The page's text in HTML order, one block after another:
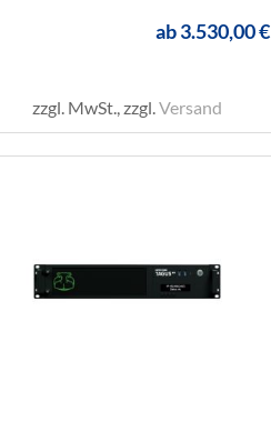
ab3.530,00 €
zzgl. MwSt., zzgl.Versand